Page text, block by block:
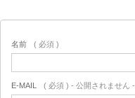
名前 ( 必須 )
E-MAIL ( 必須 ) - 公開されません -